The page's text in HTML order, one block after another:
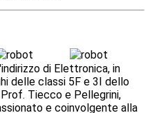
di Elettronica, in
delle classi 5F e 3I dello
Tiecco e Pellegrini,
e coinvolgente alla